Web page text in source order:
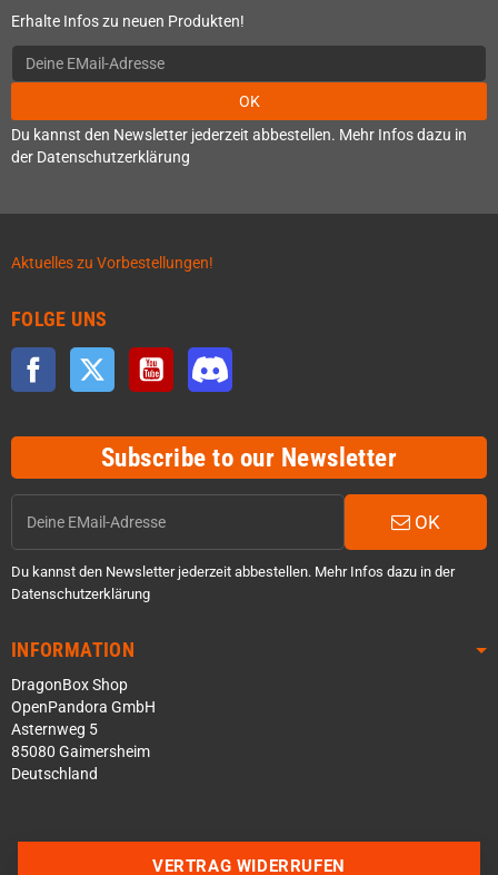
Erhalte Infos zu neuen Produkten!
OK
Du kannst den Newsletter jederzeit abbestellen. Mehr Infos dazu in
der Datenschutzerklärung
Aktuelles zu Vorbestellungen!
FOLGE UNS
Facebook Twitter YouTube
Subscribe to our Newsletter
OK
Du kannst den Newsletter jederzeit abbestellen. Mehr Infos dazu in der
Datenschutzerklärung
INFORMATION
DragonBox Shop
OpenPandora GmbH
Asternweg 5
85080 Gaimersheim
Deutschland
VERTRAG WIDERRUFEN